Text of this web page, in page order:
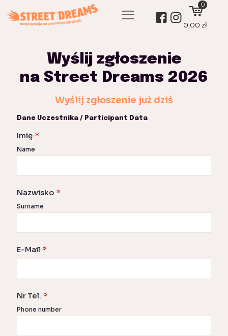
0
0,00 zł
Wyślij zgłoszenie
na Street Dreams 2026
Wyślij zgłoszenie już dziś
Dane Uczestnika / Participant Data
Imię *
Name
Nazwisko *
Surname
E-Mail *
Nr Tel. *
Phone number